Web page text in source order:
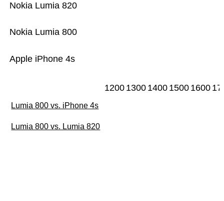
Apple iPhone 4s
Nokia Lumia 800
Nokia Lumia 820
1200 1300 1400 1500 1600
Lumia 800 vs. iPhone 4s
Lumia 800 vs. Lumia 820